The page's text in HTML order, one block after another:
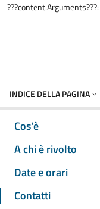
???content.Arguments???:
INDICE DELLA PAGINA
Cos'è
A chi è rivolto
Date e orari
Contatti